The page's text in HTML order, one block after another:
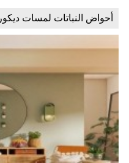
أحواض النباتات لمسات